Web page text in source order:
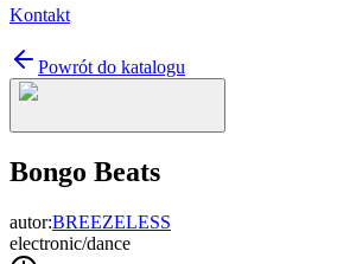
Kontakt
Powrót do katalogu
Bongo Beats
autor:BREEZELESS
electronic/dance